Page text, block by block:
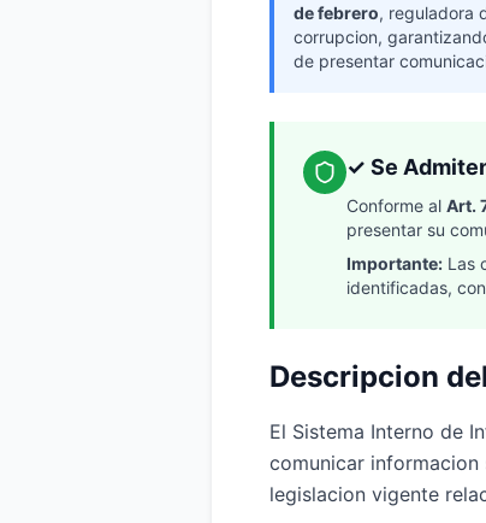
de febrero, reguladora
corrupcion,
de presentar
✓ Se
Conforme al Art.
presentar su
Importante: Las
identificadas,
Descripcion
El Sistema Interno de
comunicar
legislacion vigente